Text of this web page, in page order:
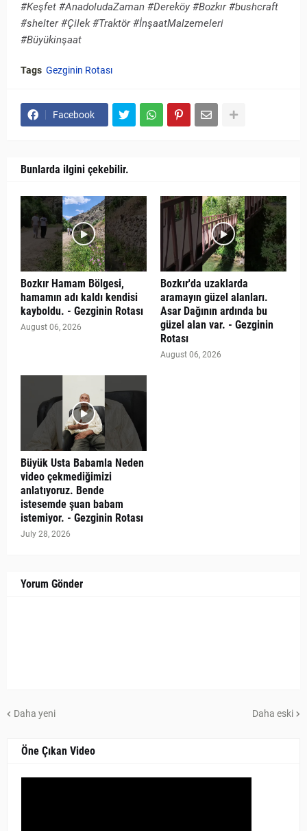
#Keşfet #AnadoludaZaman #Dereköy #Bozkır #bushcraft
#shelter #Çilek #Traktör #İnşaatMalzemeleri
#Büyükinşaat
Tags Gezginin Rotası
Facebook
Bunlarda ilgini çekebilir.
Bozkır Hamam Bölgesi,
hamamın adı kaldı kendisi
kayboldu. - Gezginin Rotası
August 06, 2026
Bozkır'da uzaklarda
aramayın güzel alanları.
Asar Dağının ardında bu
güzel alan var. - Gezginin
Rotası
August 06, 2026
Büyük Usta Babamla Neden
video çekmediğimizi
anlatıyoruz. Bende
istesemde şuan babam
istemiyor. - Gezginin Rotası
July 28, 2026
Yorum Gönder
Daha yeni Daha eski
Öne Çıkan Video